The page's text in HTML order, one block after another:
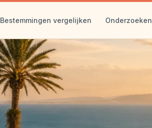
Bestemmingen vergelijken Onderzoeken